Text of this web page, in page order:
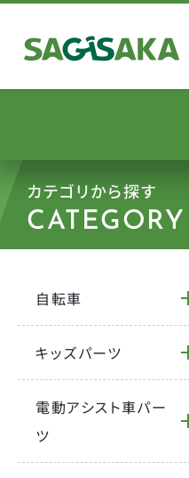
カテゴリから探す
CATEGORY
自転車
キッズパーツ
電動アシスト車パー
ツ